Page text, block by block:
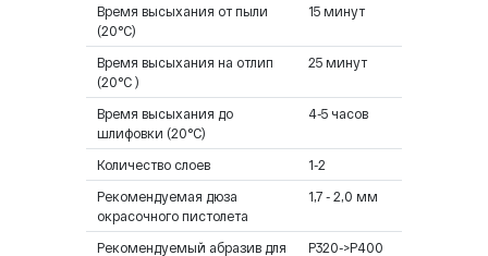
Время высыхания от пыли
(20°C)
15 минут
Время высыхания на отлип
(20°C )
25 минут
Время высыхания до
шлифовки (20°C)
4-5 часов
Количество слоев 1-2
Рекомендуемая дюза
окрасочного пистолета
1,7 - 2,0 мм
Рекомендуемый абразив для
P320->P400